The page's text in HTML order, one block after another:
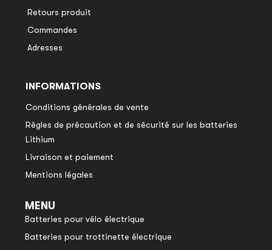
Retours produit
Commandes
Adresses
INFORMATIONS
Conditions générales de vente
Règles de précaution et de sécurité sur les batteries
Lithium
Livraison et paiement
Mentions légales
MENU
Batteries pour vélo électrique
Batteries pour trottinette électrique